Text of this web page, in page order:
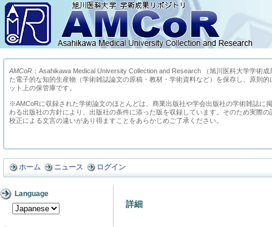
AMCoR ：Asahikawa Medical University Collection and Research （旭川医科大学学術
た電子的な知的生産物（学術雑誌論文の原稿・教材・学術資料など）を保存し、原則
ット上の保管庫です。
※AMCoRに収録された学術論文のほとんどは、商業出版社や学会出版社の学術雑誌に
わる出版社の方針により、出版社の条件に添った版を収録しています。そのため実際
校正による文言の違いがあり得ますことをあらかじめご了承ください。
ホーム ニュース ログイン
Language
詳細